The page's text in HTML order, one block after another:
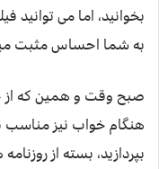
بخوانید، اما می توانید
به شما احساس مثبت
صبح وقت و همین که از
هنگام خواب نیز مناسب
بپردازید، بسته از